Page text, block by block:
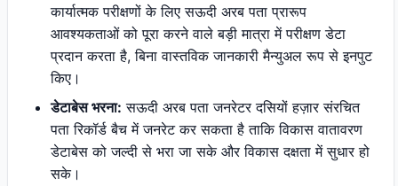
कार्यात्मक परीक्षणों के लिए सऊदी अरब पता प्रारूप
आवश्यकताओं को पूरा करने वाले बड़ी मात्रा में परीक्षण डेटा
प्रदान करता है, बिना वास्तविक जानकारी मैन्युअल रूप से इनपुट
किए।
डेटाबेस भरना: सऊदी अरब पता जनरेटर दसियों हज़ार संरचित
पता रिकॉर्ड बैच में जनरेट कर सकता है ताकि विकास वातावरण
डेटाबेस को जल्दी से भरा जा सके और विकास दक्षता में सुधार हो
सके।